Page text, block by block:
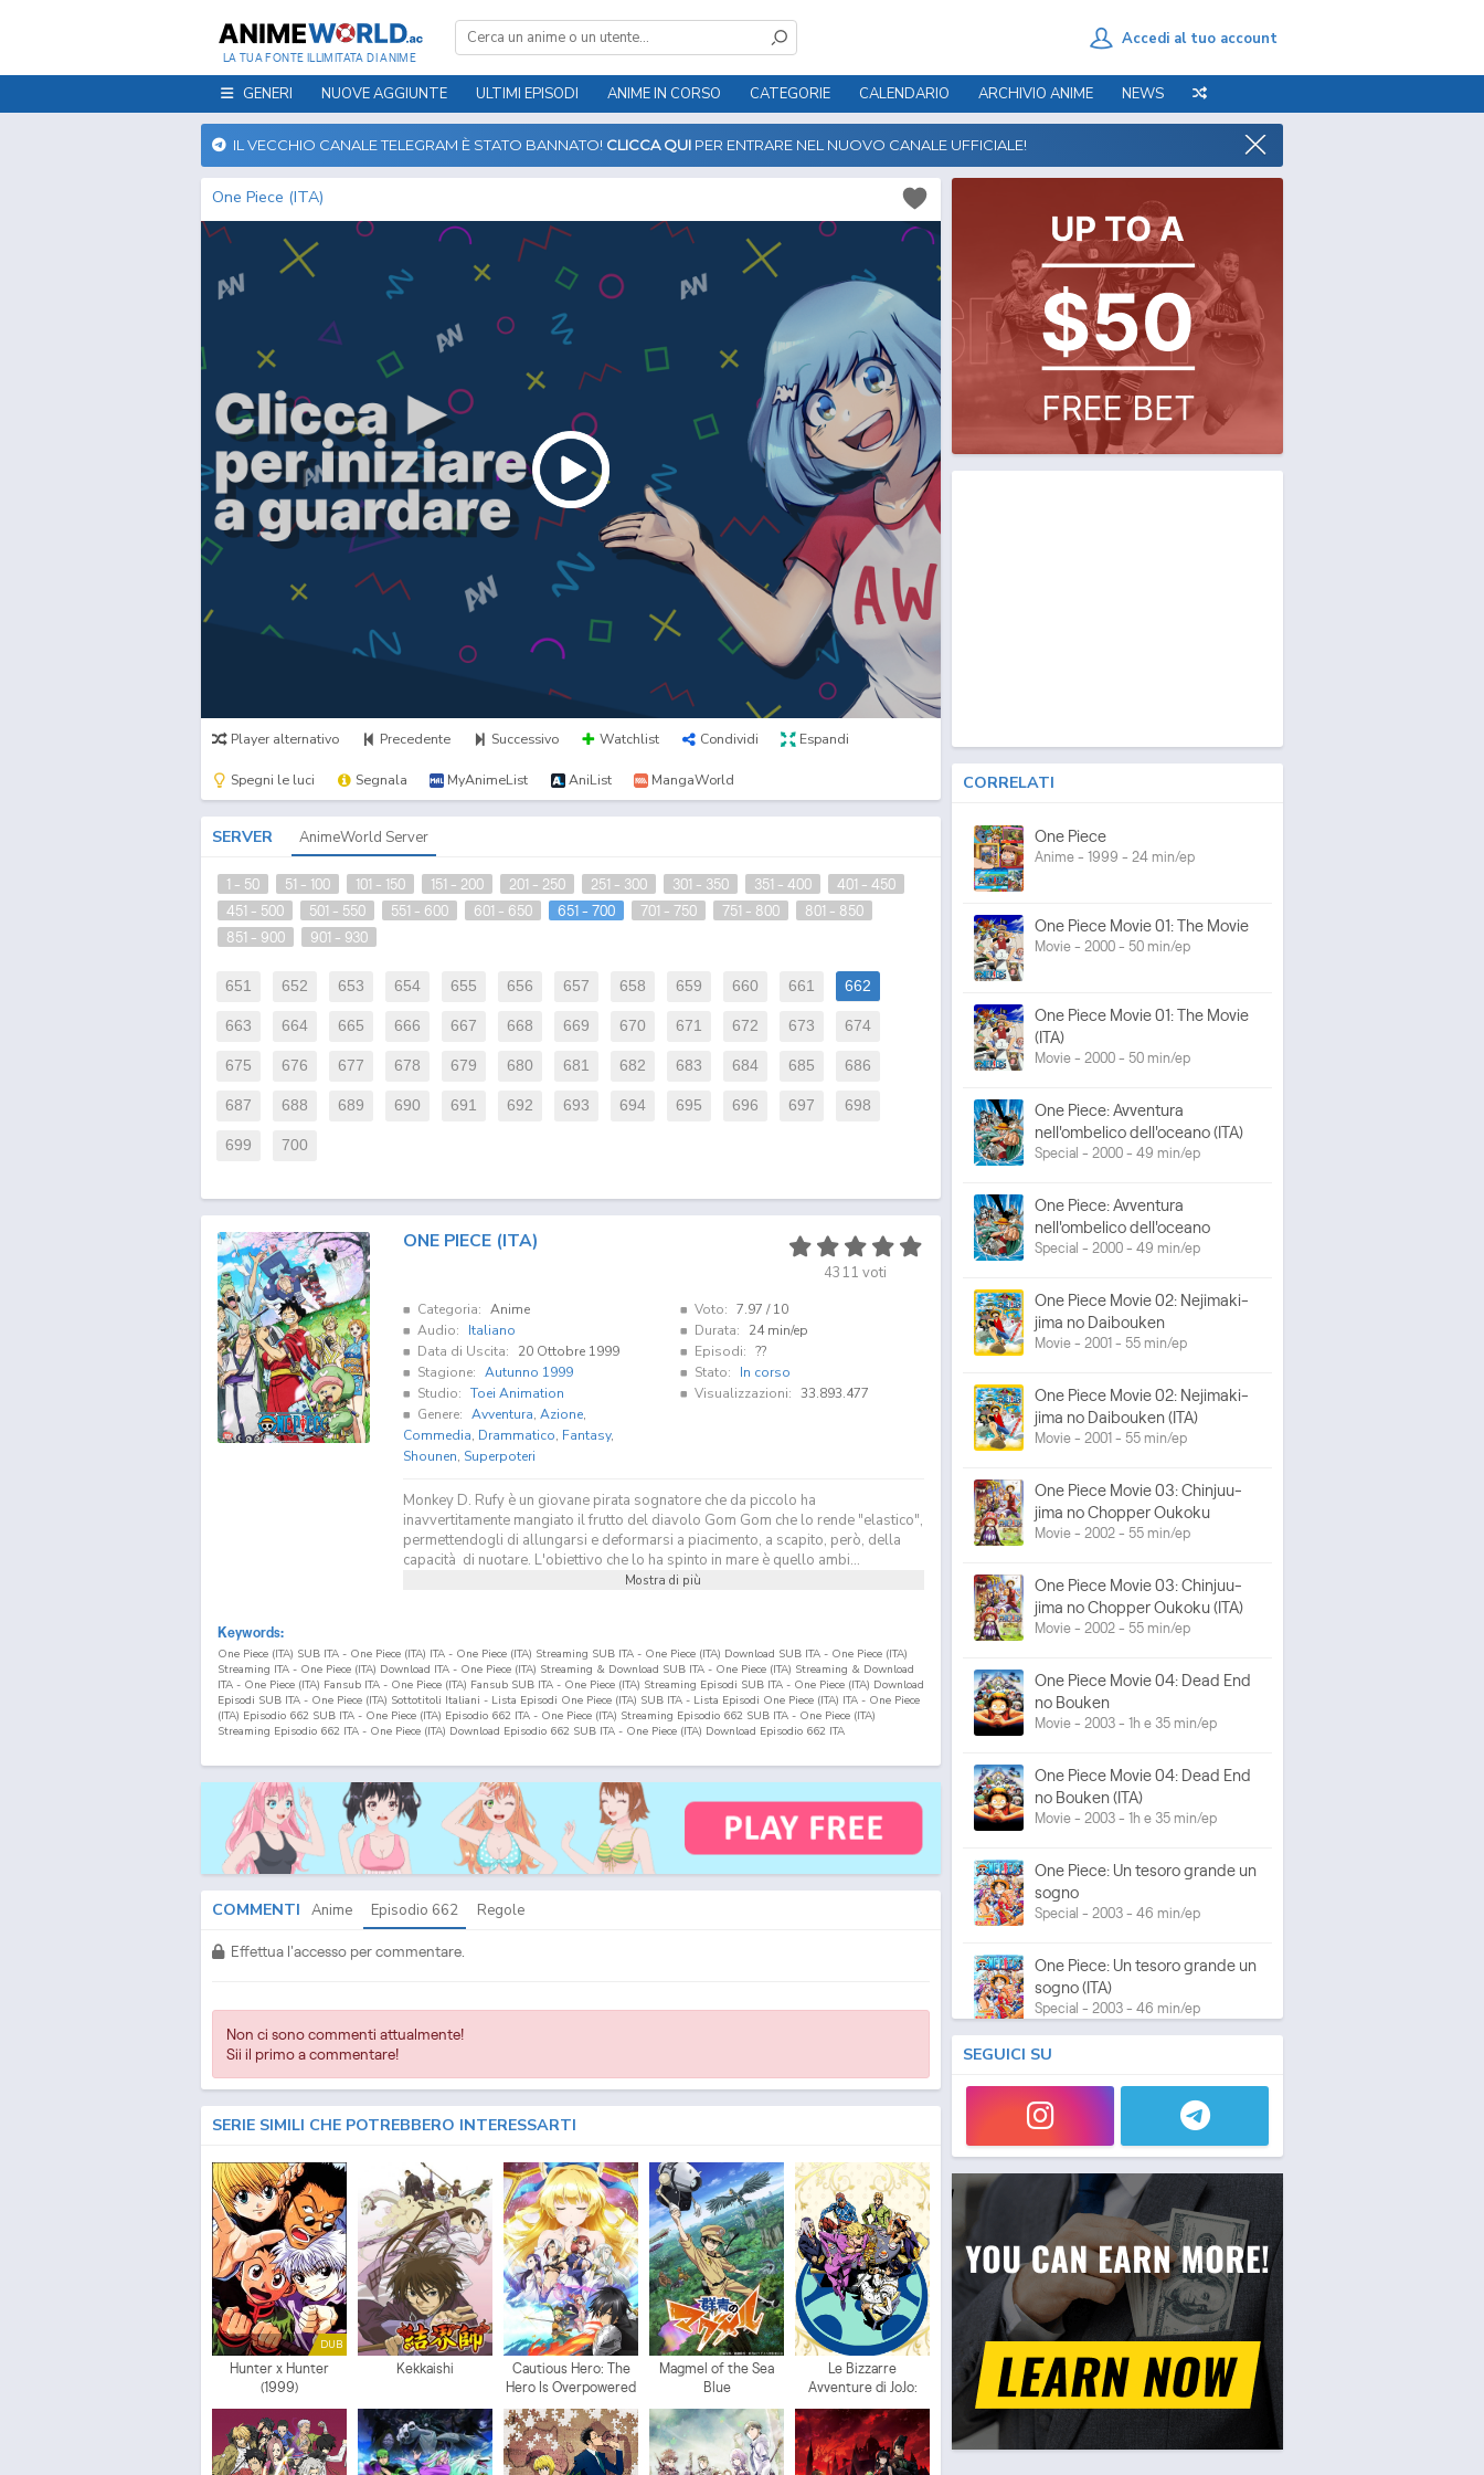
LA TUA FONTE ILLIMITATA DI ANIME
Accedi al tuo account
GENERI NUOVE AGGIUNTE ULTIMI EPISODI ANIME IN CORSO CATEGORIE CALENDARIO ARCHIVIO ANIME NEWS
IL VECCHIO CANALE TELEGRAM È STATO BANNATO! CLICCA QUI PER ENTRARE NEL NUOVO CANALE UFFICIALE!
One Piece (ITA)
Player alternativo Precedente Successivo Watchlist Condividi Espandi
Spegni le luci Segnala MyAnimeList AniList MangaWorld
SERVER AnimeWorld Server
1 - 50 51 - 100 101 - 150 151 - 200 201 - 250 251 - 300 301 - 350 351 - 400
401 - 450
451 - 500
501 - 550 551 - 600 601 - 650 651 - 700 701 - 750 751 - 800
801 - 850
851 - 900
901 - 930
651 652 653 654 655 656 657 658 659 660 661 662
663 664 665 666 667 668 669 670 671 672 673 674
675 676 677 678 679 680 681 682 683 684 685 686
687 688 689 690 691 692 693 694 695 696 697 698
699 700
ONE PIECE (ITA)
4311 voti
Categoria: Anime
Audio:
Italiano
Data di Uscita:
20 Ottobre 1999
Stagione: Autunno 1999
Studio: Toei Animation
Genere: Avventura, Azione,
Commedia, Drammatico, Fantasy,
Shounen, Superpoteri
Voto: 7.97 / 10
Durata:
24 min/ep
Episodi: ??
Stato:
In corso
Visualizzazioni: 33.893.477
Monkey D. Rufy è un giovane pirata sognatore che da piccolo ha
inavvertitamente mangiato il frutto del diavolo Gom Gom che lo rende "elastico",
permettendogli di allungarsi e deformarsi a piacimento, a scapito, però, della
capacità di nuotare. L'obiettivo che lo ha spinto in mare è quello ambi...
Mostra di più
Keywords:
One Piece (ITA) SUB ITA - One Piece (ITA) ITA - One Piece (ITA) Streaming SUB ITA - One Piece (ITA) Download SUB ITA - One Piece (ITA)
Streaming ITA - One Piece (ITA) Download ITA - One Piece (ITA) Streaming & Download SUB ITA - One Piece (ITA) Streaming & Download
ITA - One Piece (ITA) Fansub ITA - One Piece (ITA) Fansub SUB ITA - One Piece (ITA) Streaming Episodi SUB ITA - One Piece (ITA) Download
Episodi SUB ITA - One Piece (ITA) Sottotitoli Italiani - Lista Episodi One Piece (ITA) SUB ITA - Lista Episodi One Piece (ITA) ITA - One Piece
(ITA) Episodio 662 SUB ITA - One Piece (ITA) Episodio 662 ITA - One Piece (ITA) Streaming Episodio 662 SUB ITA - One Piece (ITA)
Streaming Episodio 662 ITA - One Piece (ITA) Download Episodio 662 SUB ITA - One Piece (ITA) Download Episodio 662 ITA
COMMENTI Anime Episodio 662 Regole
Effettua l'accesso per commentare.
Non ci sono commenti attualmente!
Sii il primo a commentare!
SERIE SIMILI CHE POTREBBERO INTERESSARTI
DUB
Hunter x Hunter
(1999)
Kekkaishi
Cautious Hero: The
Hero Is Overpowered
but Overly Cautious
Magmel of the Sea
Blue
Le Bizzarre
Avventure di JoJo:
Vento Aureo
CORRELATI
One Piece
Anime - 1999 - 24 min/ep
One Piece Movie 01: The Movie
Movie - 2000 - 50 min/ep
One Piece Movie 01: The Movie
(ITA)
Movie - 2000 - 50 min/ep
One Piece: Avventura
nell'ombelico dell'oceano (ITA)
Special - 2000 - 49 min/ep
One Piece: Avventura
nell'ombelico dell'oceano
Special - 2000 - 49 min/ep
One Piece Movie 02: Nejimaki-
jima no Daibouken
Movie - 2001 - 55 min/ep
One Piece Movie 02: Nejimaki-
jima no Daibouken (ITA)
Movie - 2001 - 55 min/ep
One Piece Movie 03: Chinjuu-
jima no Chopper Oukoku
Movie - 2002 - 55 min/ep
One Piece Movie 03: Chinjuu-
jima no Chopper Oukoku (ITA)
Movie - 2002 - 55 min/ep
One Piece Movie 04: Dead End
no Bouken
Movie - 2003 - 1h e 35 min/ep
One Piece Movie 04: Dead End
no Bouken (ITA)
Movie - 2003 - 1h e 35 min/ep
One Piece: Un tesoro grande un
sogno
Special - 2003 - 46 min/ep
One Piece: Un tesoro grande un
sogno (ITA)
Special - 2003 - 46 min/ep
One Piece: L'ultima esibizione
One Piece: L'ultima esibizione
(ITA)
Special - 2003 - 45 min/ep
One Piece Movie 05:
Norowareta Seiken
Movie - 2004 - 1h e 35 min/ep
One Piece Movie 05:
Norowareta Seiken (ITA)
Movie - 2004 - 1h e 35 min/ep
One Piece Movie 06: Omatsuri
SEGUICI SU